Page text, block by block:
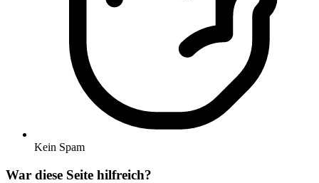
Kein Spam
War diese Seite hilfreich?